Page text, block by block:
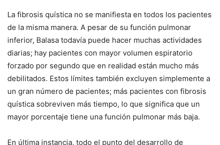
La fibrosis quística no se manifiesta en todos los pacientes
de la misma manera. A pesar de su función pulmonar
inferior, Balasa todavía puede hacer muchas actividades
diarias; hay pacientes con mayor volumen espiratorio
forzado por segundo que en realidad están mucho más
debilitados. Estos límites también excluyen simplemente a
un gran número de pacientes; más pacientes con fibrosis
quística sobreviven más tiempo, lo que significa que un
mayor porcentaje tiene una función pulmonar más baja.
En última instancia, todo el punto del desarrollo de